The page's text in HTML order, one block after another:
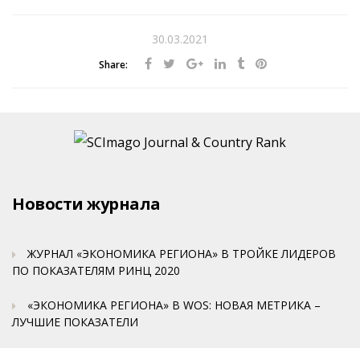
30.03.2021
Share:
Новости журнала
ЖУРНАЛ «ЭКОНОМИКА РЕГИОНА» В ТРОЙКЕ ЛИДЕРОВ
ПО ПОКАЗАТЕЛЯМ РИНЦ 2020
«ЭКОНОМИКА РЕГИОНА» В WOS: НОВАЯ МЕТРИКА –
ЛУЧШИЕ ПОКАЗАТЕЛИ